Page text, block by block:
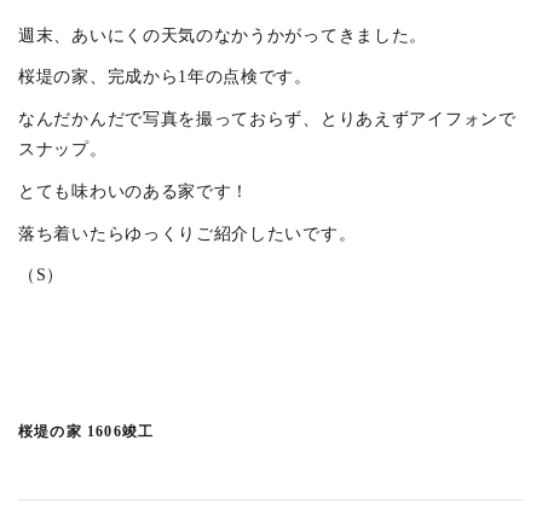
週末、あいにくの天気のなかうかがってきました。
桜堤の家、完成から1年の点検です。
なんだかんだで写真を撮っておらず、とりあえずアイフォンで
スナップ。
とても味わいのある家です！
落ち着いたらゆっくりご紹介したいです。
（S）
桜堤の家 1606竣工